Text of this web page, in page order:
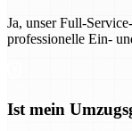
Ja, unser Full-
professionelle Ein-
Ist mein